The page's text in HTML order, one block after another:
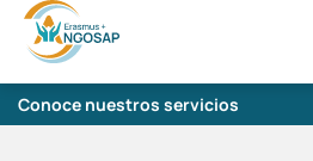
Conoce nuestros servicios